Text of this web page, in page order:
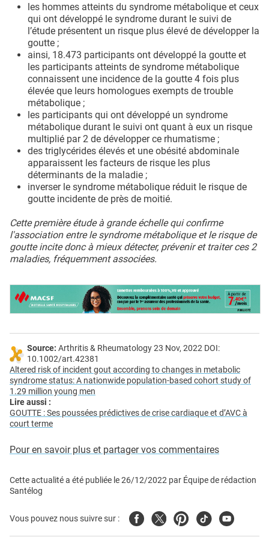
les hommes atteints du syndrome métabolique et ceux
qui ont développé le syndrome durant le suivi de
l’étude présentent un risque plus élevé de développer la
goutte ;
ainsi, 18.473 participants ont développé la goutte et
les participants atteints de syndrome métabolique
connaissent une incidence de la goutte 4 fois plus
élevée que leurs homologues exempts de trouble
métabolique ;
les participants qui ont développé un syndrome
métabolique durant le suivi ont quant à eux un risque
multiplié par 2 de développer ce rhumatisme ;
des triglycérides élevés et une obésité abdominale
apparaissent les facteurs de risque les plus
déterminants de la maladie ;
inverser le syndrome métabolique réduit le risque de
goutte incidente de près de moitié.
Cette première étude à grande échelle qui confirme
l'association entre le syndrome métabolique et le risque de
goutte incite donc à mieux détecter, prévenir et traiter ces 2
maladies, fréquemment associées.
Source: Arthritis & Rheumatology 23 Nov, 2022 DOI:
10.1002/art.42381
Altered risk of incident gout according to changes in metabolic
syndrome status: A nationwide population-based cohort study of
1.29 million young men
Lire aussi :
GOUTTE : Ses poussées prédictives de crise cardiaque et d’AVC à
court terme
Pour en savoir plus et partager vos commentaires
Cette actualité a été publiée le26/12/2022 par Équipe de rédaction
Santélog
Vous pouvez nous suivre sur : FacebookTwitterPinterest
TiktokYoutube